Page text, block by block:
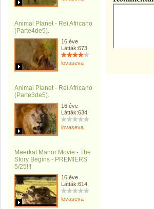
Animal Planet - Rei Africano
(Parte4de5).
16 éve
Látták:673
lovaseva
Animal Planet - Rei Africano
(Parte3de5).
16 éve
Látták:634
lovaseva
Meerkat Manor Movie - The
Story Begins - PREMIERS
5/25!!!
16 éve
Látták:614
lovaseva